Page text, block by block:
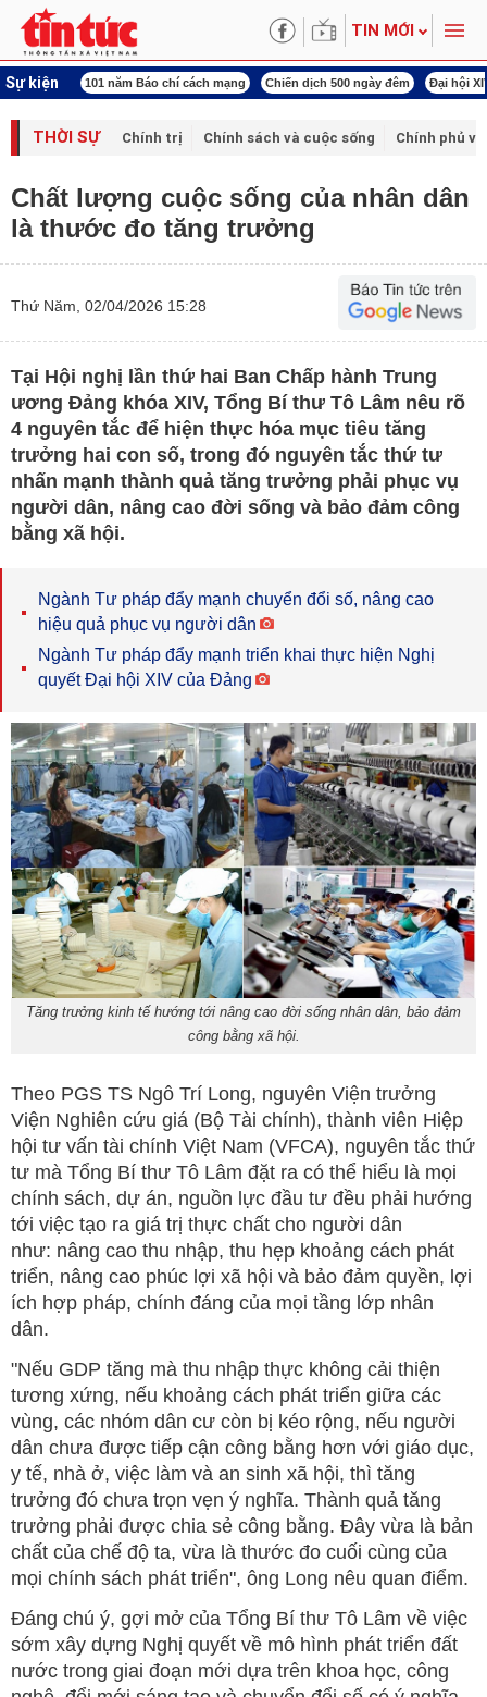
TIN MỚI
Sự kiện
chí cách mạng Chiến dịch 500 ngày đêm Đại hội XIV Công đoàn Việt Nam
THỜI SỰ Chính trị Chính sách và cuộc sống Chính phủ
Chất lượng cuộc sống của nhân dân
là thước đo tăng trưởng
Thứ Năm, 02/04/2026 15:28
Tại Hội nghị lần thứ hai Ban Chấp hành Trung
ương Đảng khóa XIV, Tổng Bí thư Tô Lâm nêu rõ
4 nguyên tắc để hiện thực hóa mục tiêu tăng
trưởng hai con số, trong đó nguyên tắc thứ tư
nhấn mạnh thành quả tăng trưởng phải phục vụ
người dân, nâng cao đời sống và bảo đảm công
bằng xã hội.
Ngành Tư pháp đẩy mạnh chuyển đổi số, nâng cao
hiệu quả phục vụ người dân
Ngành Tư pháp đẩy mạnh triển khai thực hiện Nghị
quyết Đại hội XIV của Đảng
Tăng trưởng kinh tế hướng tới nâng cao đời sống nhân dân, bảo đảm
công bằng xã hội.
Theo PGS TS Ngô Trí Long, nguyên Viện trưởng
Viện Nghiên cứu giá (Bộ Tài chính), thành viên Hiệp
hội tư vấn tài chính Việt Nam (VFCA), nguyên tắc thứ
tư mà Tổng Bí thư Tô Lâm đặt ra có thể hiểu là mọi
chính sách, dự án, nguồn lực đầu tư đều phải hướng
tới việc tạo ra giá trị thực chất cho người dân
như: nâng cao thu nhập, thu hẹp khoảng cách phát
triển, nâng cao phúc lợi xã hội và bảo đảm quyền, lợi
ích hợp pháp, chính đáng của mọi tầng lớp nhân
dân.
"Nếu GDP tăng mà thu nhập thực không cải thiện
tương xứng, nếu khoảng cách phát triển giữa các
vùng, các nhóm dân cư còn bị kéo rộng, nếu người
dân chưa được tiếp cận công bằng hơn với giáo dục,
y tế, nhà ở, việc làm và an sinh xã hội, thì tăng
trưởng đó chưa trọn vẹn ý nghĩa. Thành quả tăng
trưởng phải được chia sẻ công bằng. Đây vừa là bản
chất của chế độ ta, vừa là thước đo cuối cùng của
mọi chính sách phát triển", ông Long nêu quan điểm.
Đáng chú ý, gợi mở của Tổng Bí thư Tô Lâm về việc
sớm xây dựng Nghị quyết về mô hình phát triển đất
nước trong giai đoạn mới dựa trên khoa học, công